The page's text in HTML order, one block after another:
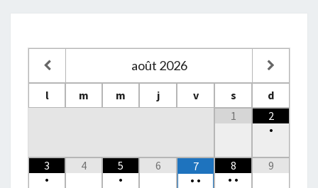
août 2026
l m m j v s
d
1
2
•
3
•
4
5
•
6
7
• •
8
• •
9